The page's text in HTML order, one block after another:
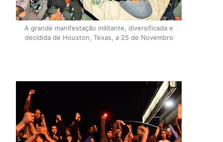
A grande manifestação militante, diversificada e
decidida de Houston, Texas, a 25 de Novembro